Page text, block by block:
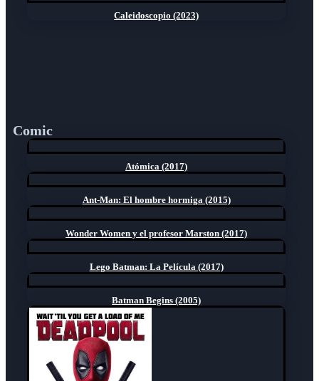
Caleidoscopio (2023)
Comic
Atómica (2017)
Ant-Man: El hombre hormiga (2015)
Wonder Women y el profesor Marston (2017)
Lego Batman: La Película (2017)
Batman Begins (2005)